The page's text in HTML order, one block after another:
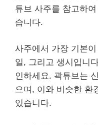
튜브 사주를 참고하
습니다.
사주에서 가장 기본
일, 그리고 생시입니
인하세요. 곽튜브는
으며, 이와 비슷한 환
있습니다.